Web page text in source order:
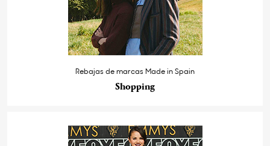
Rebajas de marcas Made in Spain
Shopping